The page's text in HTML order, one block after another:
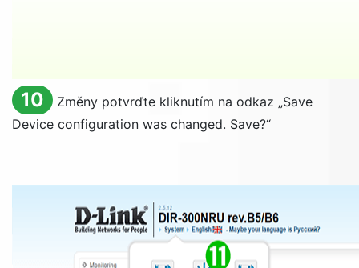
10 Změny potvrďte kliknutím na odkaz „Save
Device configuration was changed. Save?“